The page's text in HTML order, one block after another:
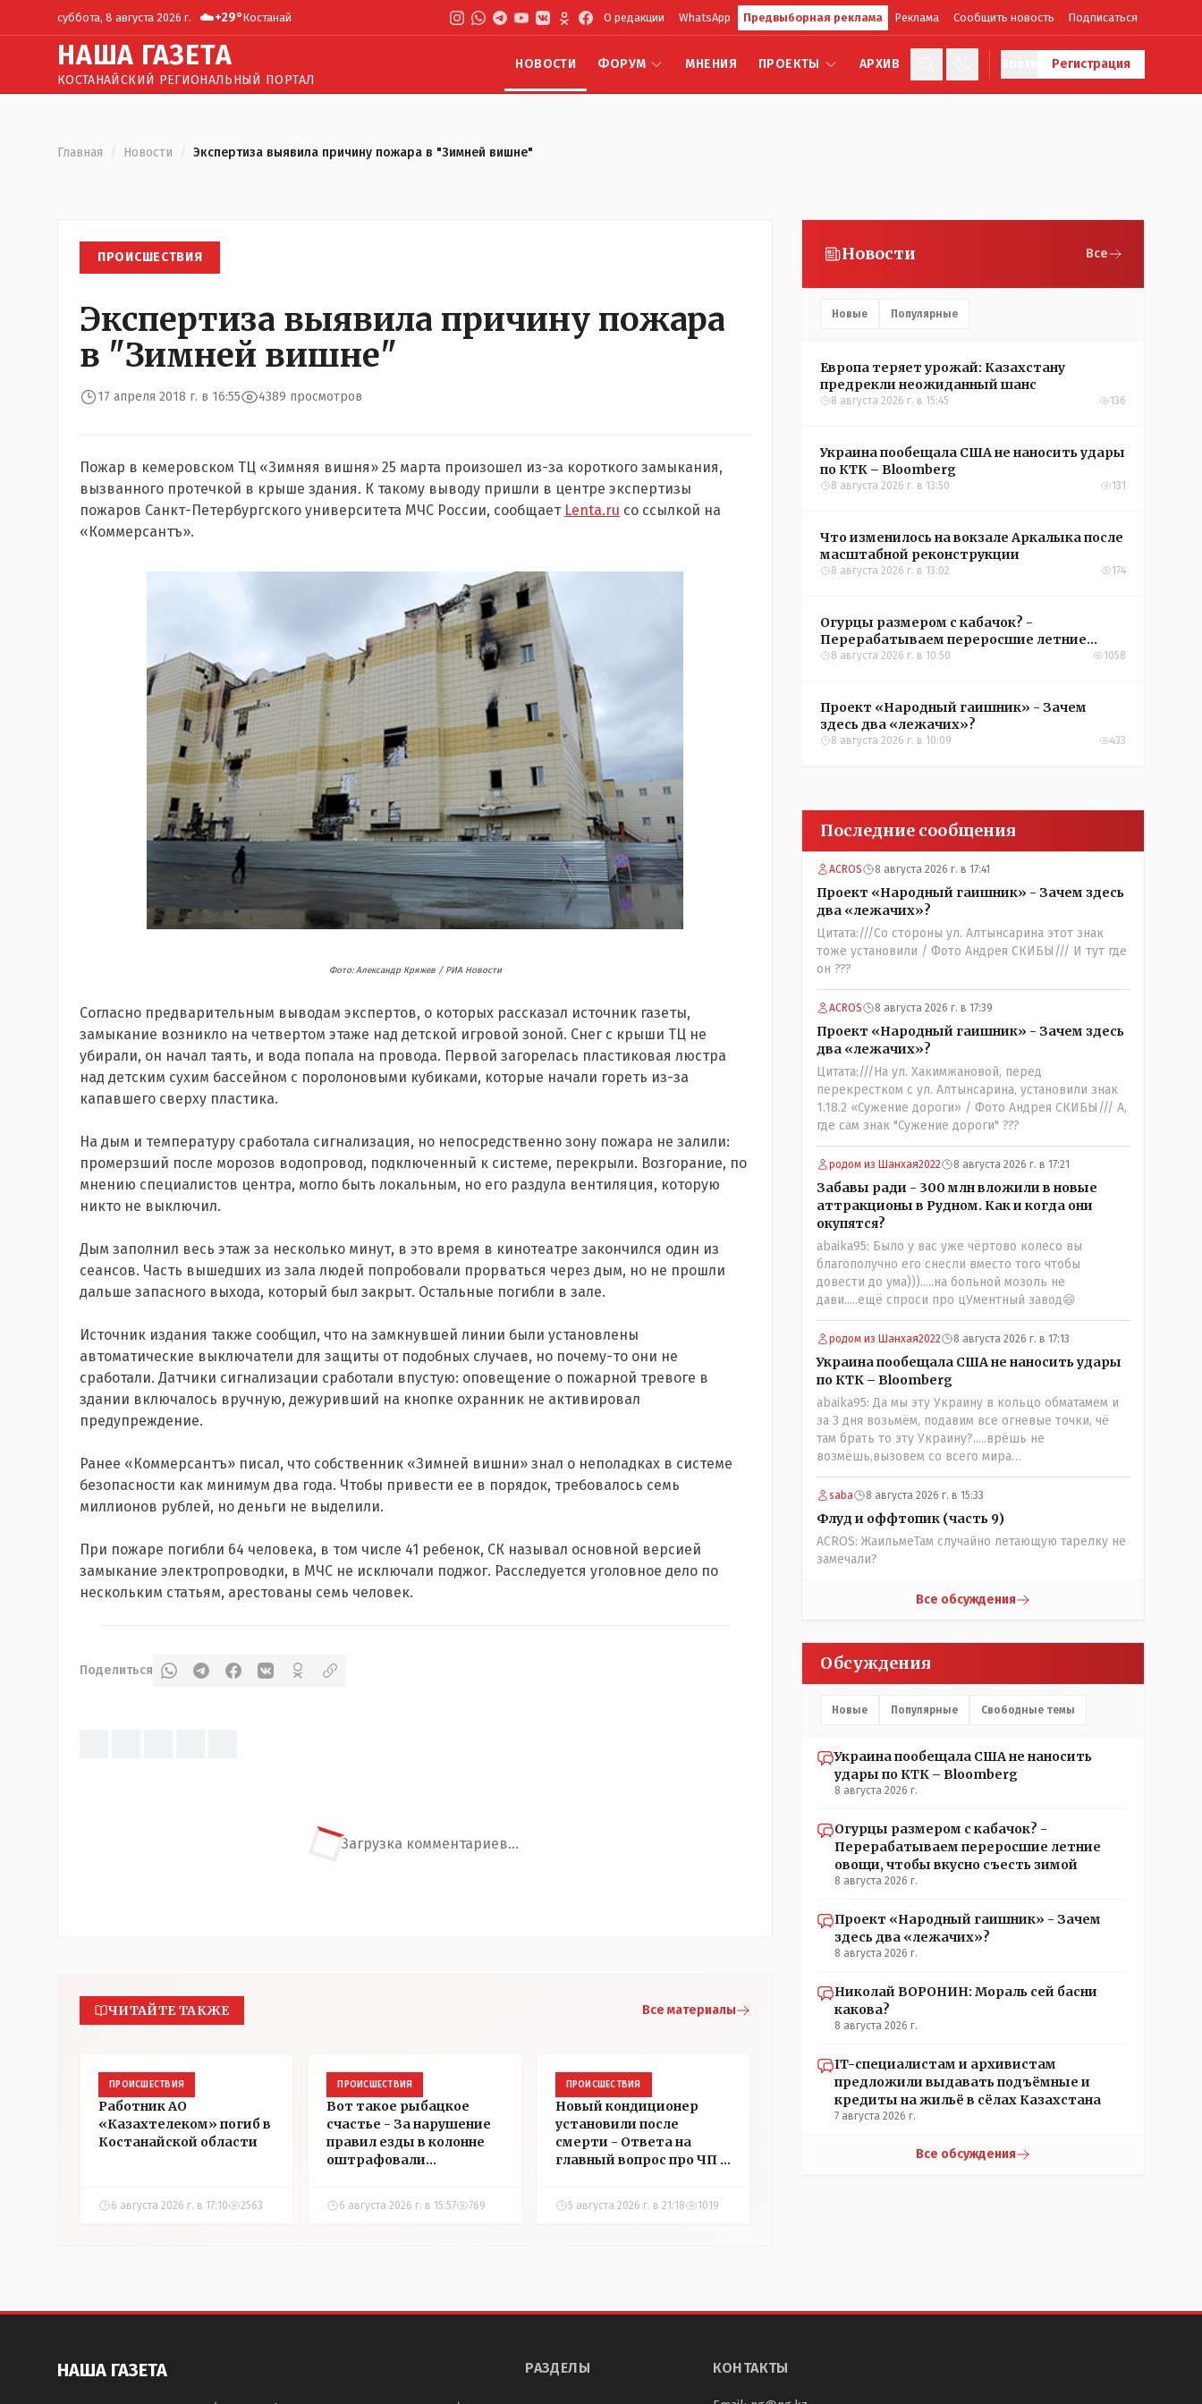
суббота, 8 августа 2026 г. ☁️+29°Костанай О редакции WhatsApp Предвыборная реклама Реклама Сообщить новость Подписаться
НАША ГАЗЕТА
КОСТАНАЙСКИЙ РЕГИОНАЛЬНЫЙ ПОРТАЛ
НОВОСТИ ФОРУМ МНЕНИЯ ПРОЕКТЫ АРХИВ Регистрация
Главная / Новости / Экспертиза выявила причину пожара в "Зимней вишне"
ПРОИСШЕСТВИЯ
Экспертиза выявила причину пожара
в "Зимней вишне"
17 апреля 2018 г. в 16:55 4389 просмотров
Пожар в кемеровском ТЦ «Зимняя вишня» 25 марта произошел из-за короткого замыкания,
вызванного протечкой в крыше здания. К такому выводу пришли в центре экспертизы
пожаров Санкт-Петербургского университета МЧС России, сообщает Lenta.ru со ссылкой на
«Коммерсантъ».
Фото: Александр Кряжев / РИА Новости
Согласно предварительным выводам экспертов, о которых рассказал источник газеты,
замыкание возникло на четвертом этаже над детской игровой зоной. Снег с крыши ТЦ не
убирали, он начал таять, и вода попала на провода. Первой загорелась пластиковая люстра
над детским сухим бассейном с поролоновыми кубиками, которые начали гореть из-за
капавшего сверху пластика.
На дым и температуру сработала сигнализация, но непосредственно зону пожара не залили:
промерзший после морозов водопровод, подключенный к системе, перекрыли. Возгорание, по
мнению специалистов центра, могло быть локальным, но его раздула вентиляция, которую
никто не выключил.
Дым заполнил весь этаж за несколько минут, в это время в кинотеатре закончился один из
сеансов. Часть вышедших из зала людей попробовали прорваться через дым, но не прошли
дальше запасного выхода, который был закрыт. Остальные погибли в зале.
Источник издания также сообщил, что на замкнувшей линии были установлены
автоматические выключатели для защиты от подобных случаев, но почему-то они не
сработали. Датчики сигнализации сработали впустую: оповещение о пожарной тревоге в
здании включалось вручную, дежуривший на кнопке охранник не активировал
предупреждение.
Ранее «Коммерсантъ» писал, что собственник «Зимней вишни» знал о неполадках в системе
безопасности как минимум два года. Чтобы привести ее в порядок, требовалось семь
миллионов рублей, но деньги не выделили.
При пожаре погибли 64 человека, в том числе 41 ребенок, СК называл основной версией
замыкание электропроводки, в МЧС не исключали поджог. Расследуется уголовное дело по
нескольким статьям, арестованы семь человек.
Поделиться
Загрузка комментариев...
ЧИТАЙТЕ ТАКЖЕ Все материалы
ПРОИСШЕСТВИЯ
Работник АО
«Казахтелеком» погиб в
Костанайской области
6 августа 2026 г. в 17:10 2563
ПРОИСШЕСТВИЯ
Вот такое рыбацкое
счастье - За нарушение
правил езды в колонне
оштрафовали
Аркалыке
6 августа 2026 г. в 15:57 769
ПРОИСШЕСТВИЯ
Новый кондиционер
установили после
смерти - Ответа на
главный вопрос про ЧП в
добивалась три дня
5 августа 2026 г. в 21:18 1019
Новости Все
Новые Популярные
Европа теряет урожай: Казахстану
предрекли неожиданный шанс
8 августа 2026 г. в 15:45 136
Украина пообещала США не наносить удары
по КТК – Bloomberg
8 августа 2026 г. в 13:50 131
Что изменилось на вокзале Аркалыка после
масштабной реконструкции
8 августа 2026 г. в 13:02 174
Огурцы размером с кабачок? -
Перерабатываем переросшие летние
овощи, чтобы вкусно съесть зимой
8 августа 2026 г. в 10:50 1058
Проект «Народный гаишник» - Зачем
здесь два «лежачих»?
8 августа 2026 г. в 10:09 433
Последние сообщения
ACROS 8 августа 2026 г. в 17:41
Проект «Народный гаишник» - Зачем здесь
два «лежачих»?
Цитата:///Со стороны ул. Алтынсарина этот знак
тоже установили / Фото Андрея СКИБЫ/// И тут где
он ???
ACROS 8 августа 2026 г. в 17:39
Проект «Народный гаишник» - Зачем здесь
два «лежачих»?
Цитата:///На ул. Хакимжановой, перед
перекрестком с ул. Алтынсарина, установили знак
1.18.2 «Сужение дороги» / Фото Андрея СКИБЫ/// А,
где сам знак "Сужение дороги" ???
родом из Шанхая2022 8 августа 2026 г. в 17:21
Забавы ради - 300 млн вложили в новые
аттракционы в Рудном. Как и когда они
окупятся?
abaika95: Было у вас уже чёртово колесо вы
благополучно его снесли вместо того чтобы
довести до ума))).....на больной мозоль не
дави.....ещё спроси про цУментный завод😄
родом из Шанхая2022 8 августа 2026 г. в 17:13
Украина пообещала США не наносить удары
по КТК – Bloomberg
abaika95: Да мы эту Украину в кольцо обматамем и
за 3 дня возьмём, подавим все огневые точки, чё
там брать то эту Украину?.....врёшь не
возмёшь,вызовем со всего мира
ухилянтов,заграница помогает...😀😀.......да abaika95
вопрос к ружью ззнаешь с какой стороны
подходить?
saba 8 августа 2026 г. в 15:33
Флуд и оффтопик (часть 9)
ACROS: ЖаильмеТам случайно летающую тарелку не
замечали?
Все обсуждения
Обсуждения
Новые Популярные Свободные темы
Украина пообещала США не наносить
удары по КТК – Bloomberg
8 августа 2026 г.
Огурцы размером с кабачок? -
Перерабатываем переросшие летние
овощи, чтобы вкусно съесть зимой
8 августа 2026 г.
Проект «Народный гаишник» - Зачем
здесь два «лежачих»?
8 августа 2026 г.
Николай ВОРОНИН: Мораль сей басни
какова?
8 августа 2026 г.
IT-специалистам и архивистам
предложили выдавать подъёмные и
кредиты на жильё в сёлах Казахстана
7 августа 2026 г.
Все обсуждения
НАША ГАЗЕТА РАЗДЕЛЫ КОНТАКТЫ